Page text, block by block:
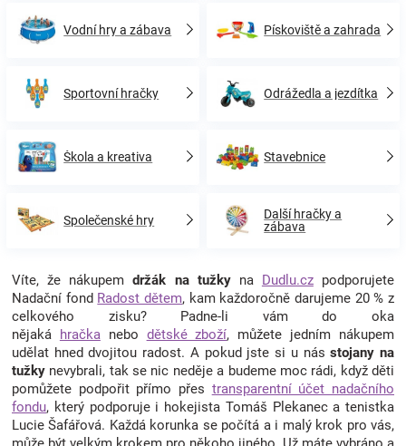
Vodní hry a zábava Pískoviště a zahrada
Sportovní hračky Odrážedla a jezdítka
Škola a kreativa Stavebnice
Společenské hry
Další hračky a
zábava
Víte, že nákupemdržák na tužky na Dudlu.czpodporujete
Nadační fond Radost dětem, kam každoročně darujeme 20 % z
celkového zisku? Padne-li vám do oka
nějaká hračka nebo dětské zboží, můžete jedním nákupem
udělat hned dvojitou radost. A pokud jste si u násstojany na
tužky nevybrali, tak se nic neděje a budeme moc rádi, když děti
pomůžete podpořit přímo přes transparentní účet nadačního
fondu, který podporuje i hokejista Tomáš Plekanec a tenistka
Lucie Šafářová. Každá korunka se počítá a i malý krok pro vás,